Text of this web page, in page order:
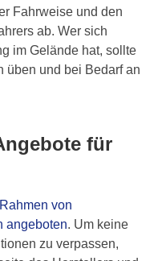
Fahrweise und den
ab. Wer sich
im Gelände hat, sollte
üben und bei Bedarf an
für
von
angeboten. Um keine
zu verpassen,